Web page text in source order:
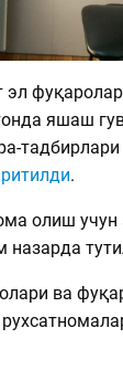
яшаш
тадбирлари
.
олиш учун
ва